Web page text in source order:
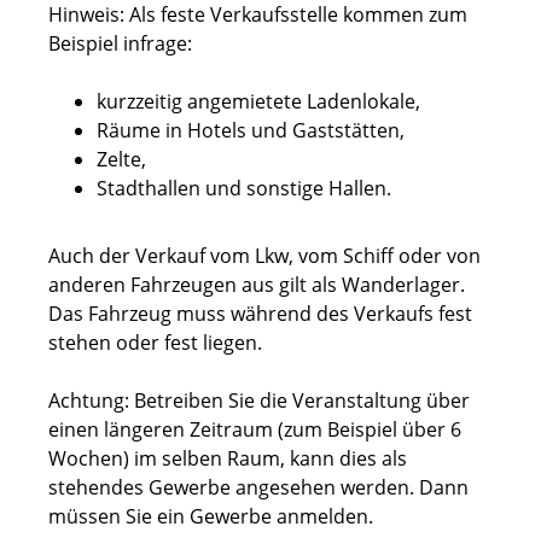
Hinweis: Als feste Verkaufsstelle kommen zum
Beispiel infrage:
kurzzeitig angemietete Ladenlokale,
Räume in Hotels und Gaststätten,
Zelte,
Stadthallen und sonstige Hallen.
Auch der Verkauf vom Lkw, vom Schiff oder von
anderen Fahrzeugen aus gilt als Wanderlager.
Das Fahrzeug muss während des Verkaufs fest
stehen oder fest liegen.
Achtung: Betreiben Sie die Veranstaltung über
einen längeren Zeitraum (zum Beispiel über 6
Wochen) im selben Raum, kann dies als
stehendes Gewerbe angesehen werden. Dann
müssen Sie ein Gewerbe anmelden.